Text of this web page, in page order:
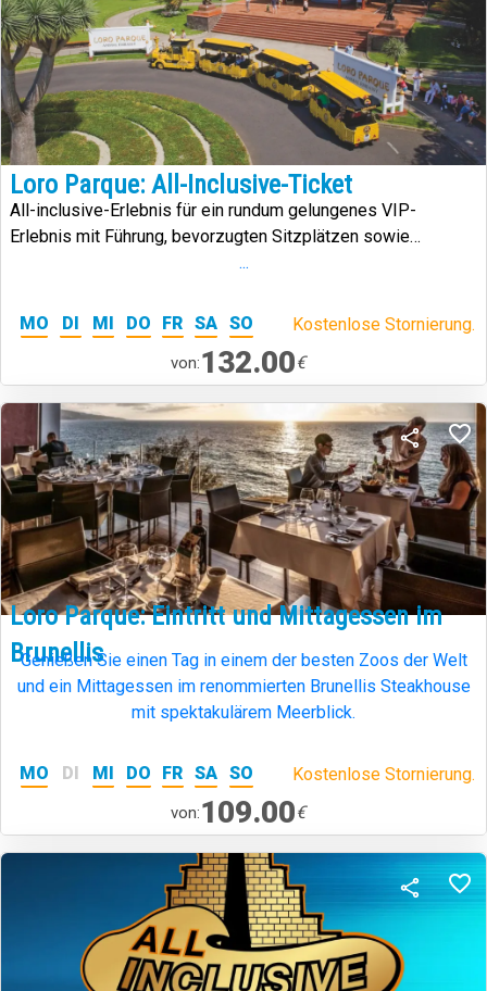
Loro Parque: All-Inclusive-Ticket
All-inclusive-Erlebnis für ein rundum gelungenes VIP-
Erlebnis mit Führung, bevorzugten Sitzplätzen sowie
unbegrenzten Speisen und Getränken während Ihres
...
MO DI MI DO FR SA SO Kostenlose Stornierung.
von:132.00€
Loro Parque: Eintritt und Mittagessen im
Brunellis
Genießen Sie einen Tag in einem der besten Zoos der Welt
und ein Mittagessen im renommierten Brunellis Steakhouse
mit spektakulärem Meerblick.
MO DI MI DO FR SA SO Kostenlose Stornierung.
von:109.00€